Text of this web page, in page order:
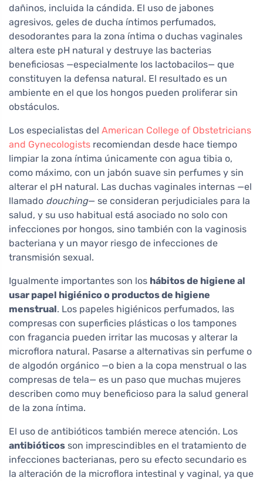
dañinos, incluida la cándida. El uso de jabones
agresivos, geles de ducha íntimos perfumados,
desodorantes para la zona íntima o duchas vaginales
altera este pH natural y destruye las bacterias
beneficiosas —especialmente los lactobacilos— que
constituyen la defensa natural. El resultado es un
ambiente en el que los hongos pueden proliferar sin
obstáculos.
Los especialistas del American College of Obstetricians
and Gynecologists recomiendan desde hace tiempo
limpiar la zona íntima únicamente con agua tibia o,
como máximo, con un jabón suave sin perfumes y sin
alterar el pH natural. Las duchas vaginales internas —el
llamado douching— se consideran perjudiciales para la
salud, y su uso habitual está asociado no solo con
infecciones por hongos, sino también con la vaginosis
bacteriana y un mayor riesgo de infecciones de
transmisión sexual.
Igualmente importantes son los hábitos de higiene al
usar papel higiénico o productos de higiene
menstrual. Los papeles higiénicos perfumados, las
compresas con superficies plásticas o los tampones
con fragancia pueden irritar las mucosas y alterar la
microflora natural. Pasarse a alternativas sin perfume o
de algodón orgánico —o bien a la copa menstrual o las
compresas de tela— es un paso que muchas mujeres
describen como muy beneficioso para la salud general
de la zona íntima.
El uso de antibióticos también merece atención. Los
antibióticos son imprescindibles en el tratamiento de
infecciones bacterianas, pero su efecto secundario es
la alteración de la microflora intestinal y vaginal, ya que